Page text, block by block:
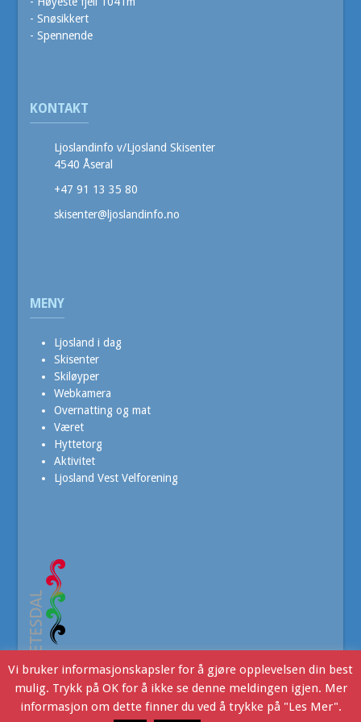
- Snøsikkert
- Spennende
KONTAKT
Ljoslandinfo v/Ljosland Skisenter
4540 Åseral
+47 91 13 35 80
skisenter@ljoslandinfo.no
MENY
Ljosland i dag
Skisenter
Skiløyper
Webkamera
Overnatting og mat
Været
Hyttetorg
Aktivitet
Ljosland Vest Velforening
Vi bruker informasjonskapsler for å gjøre opplevelsen din best
mulig. Trykk på OK for å ikke se denne meldingen igjen. Mer
informasjon om dette finner du ved å trykke på "Les Mer".